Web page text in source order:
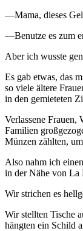
—Mama, dieses
—Benutze es zum
Aber ich wusste
Es gab etwas, das
so viele ältere
in den gemieteten
Verlassene Frauen,
Familien
Münzen zählten,
Also nahm ich
in der Nähe von La
Wir strichen es
Wir stellten Tische
hängten ein Schild